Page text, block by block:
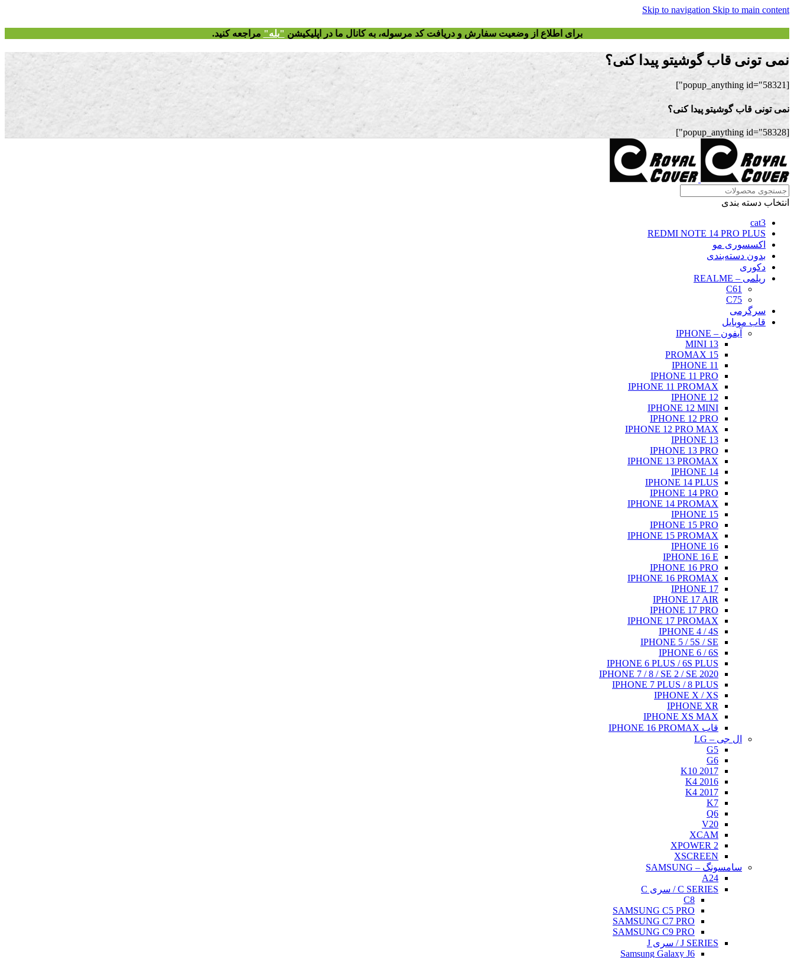
Skip to navigation Skip to main content
برای اطلاع از وضعیت سفارش و دریافتکد مرسوله، به کانال ما در اپلیکیشن "بله" مراجعه کنید.
نمی تونی قاب گوشیتو پیدا کنی؟
[popup_anything id="58321"]
نمی تونی قاب گوشیتو پیدا کنی؟
[popup_anything id="58328"]
انتخاب دسته بندی
cat3
REDMI NOTE 14 PRO PLUS
اکسسوری مو
بدون دسته‌بندی
دکوری
ریلمی – REALME
C61
C75
سرگرمی
قاب موبایل
آیفون – IPHONE
13 MINI
15 PROMAX
IPHONE 11
IPHONE 11 PRO
IPHONE 11 PROMAX
IPHONE 12
IPHONE 12 MINI
IPHONE 12 PRO
IPHONE 12 PRO MAX
IPHONE 13
IPHONE 13 PRO
IPHONE 13 PROMAX
IPHONE 14
IPHONE 14 PLUS
IPHONE 14 PRO
IPHONE 14 PROMAX
IPHONE 15
IPHONE 15 PRO
IPHONE 15 PROMAX
IPHONE 16
IPHONE 16 E
IPHONE 16 PRO
IPHONE 16 PROMAX
IPHONE 17
IPHONE 17 AIR
IPHONE 17 PRO
IPHONE 17 PROMAX
IPHONE 4 / 4S
IPHONE 5 / 5S / SE
IPHONE 6 / 6S
IPHONE 6 PLUS / 6S PLUS
IPHONE 7 / 8 / SE 2 / SE 2020
IPHONE 7 PLUS / 8 PLUS
IPHONE X / XS
IPHONE XR
IPHONE XS MAX
قاب IPHONE 16 PROMAX
ال جی – LG
G5
G6
K10 2017
K4 2016
K4 2017
K7
Q6
V20
XCAM
XPOWER 2
XSCREEN
سامسونگ – SAMSUNG
A24
C SERIES / سری C
C8
SAMSUNG C5 PRO
SAMSUNG C7 PRO
SAMSUNG C9 PRO
J SERIES / سری J
Samsung Galaxy J6